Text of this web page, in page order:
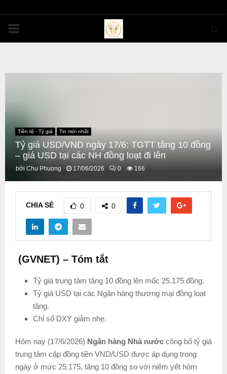
PRIMARY
Tiền tệ - Tỷ giá Tin mới nhất
Tỷ giá USD/VND ngày 17/6: TGTT tăng 10 đồng
– giá USD tại các NH đồng loạt đi lên
bởi Chu Phuong 17/06/2026 0 166
CHIA SẺ 0 0
(GVNET) – Tóm tắt
Tỷ giá trung tâm tăng 10 đồng lên mốc 25.175 đồng.
Tỷ giá USD tại các Ngân hàng thương mại đồng loạt
tăng.
Chỉ số DXY giảm nhẹ.
Hôm nay (17/6/2026) Ngân hàng Nhà nước công bố tỷ giá
trung tâm cặp đồng tiền VND/USD được áp dụng trong
ngày ở mức 25.175, tăng 10 đồng so với niêm yết hôm